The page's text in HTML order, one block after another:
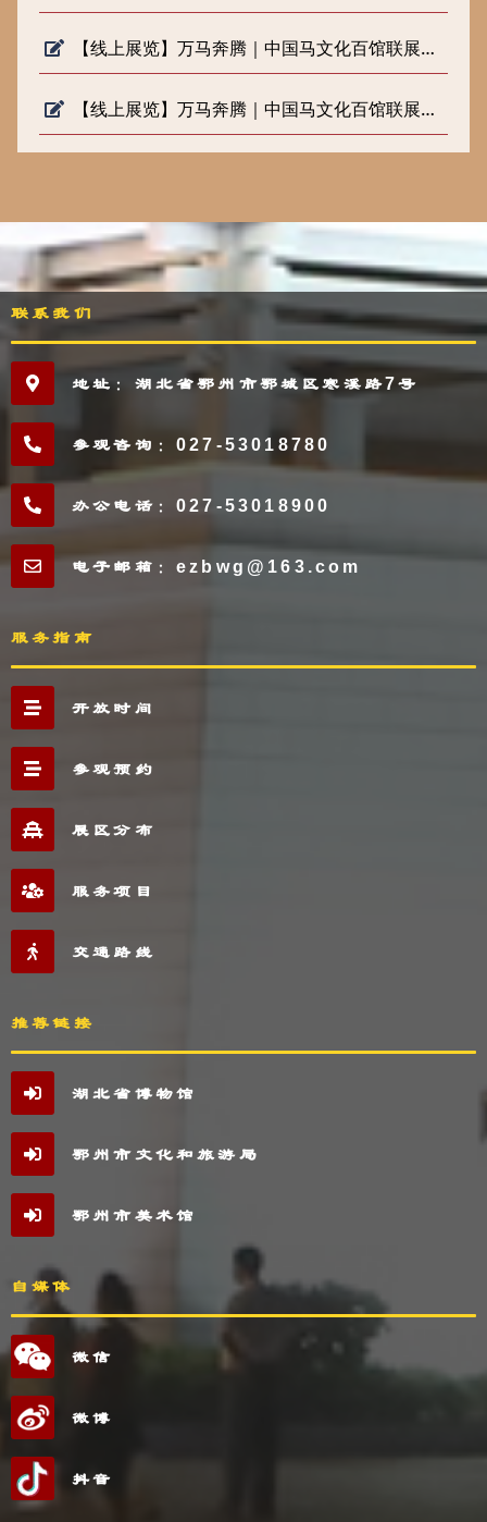
【线上展览】万马奔腾｜中国马文化百馆联展（六）
【线上展览】万马奔腾｜中国马文化百馆联展（五）
联系我们
地址：湖北省鄂州市鄂城区寒溪路7号
参观咨询：027-53018780
办公电话：027-53018900
电子邮箱：ezbwg@163.com
服务指南
开放时间
参观预约
展区分布
服务项目
交通路线
推荐链接
湖北省博物馆
鄂州市文化和旅游局
鄂州市美术馆
自媒体
微信
微博
抖音